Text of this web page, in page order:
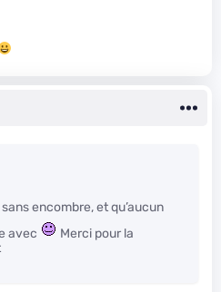
encombre, et qu’aucun
avec
Merci pour la